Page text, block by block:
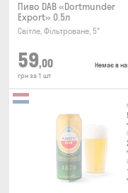
Пиво DAB «Dortmunder
Export» 0.5л
Світле, Фільтроване, 5°
59,00
грн за 1 шт
Немає в